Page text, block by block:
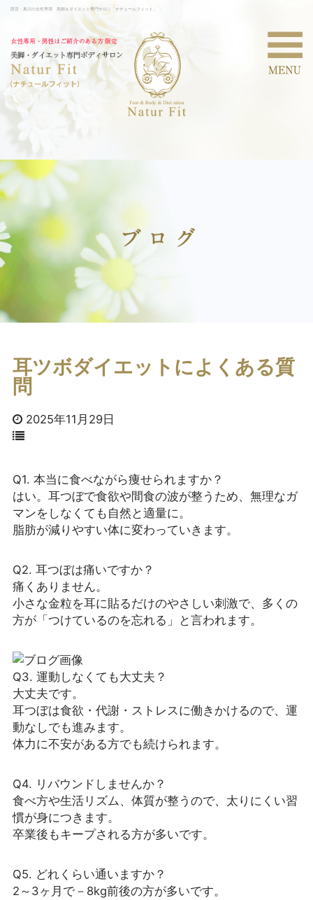
西宮・夙川の女性専用 美脚＆ダイエット専門サロン「ナチュールフィット」
耳ツボダイエットによくある質
問
2025年11月29日
Q1. 本当に食べながら痩せられますか？
はい。耳つぼで食欲や間食の波が整うため、無理なガ
マンをしなくても自然と適量に。
脂肪が減りやすい体に変わっていきます。
Q2. 耳つぼは痛いですか？
痛くありません。
小さな金粒を耳に貼るだけのやさしい刺激で、多くの
方が「つけているのを忘れる」と言われます。
Q3. 運動しなくても大丈夫？
大丈夫です。
耳つぼは食欲・代謝・ストレスに働きかけるので、運
動なしでも進みます。
体力に不安がある方でも続けられます。
Q4. リバウンドしませんか？
食べ方や生活リズム、体質が整うので、太りにくい習
慣が身につきます。
卒業後もキープされる方が多いです。
Q5. どれくらい通いますか？
2～3ヶ月で－8kg前後の方が多いです。